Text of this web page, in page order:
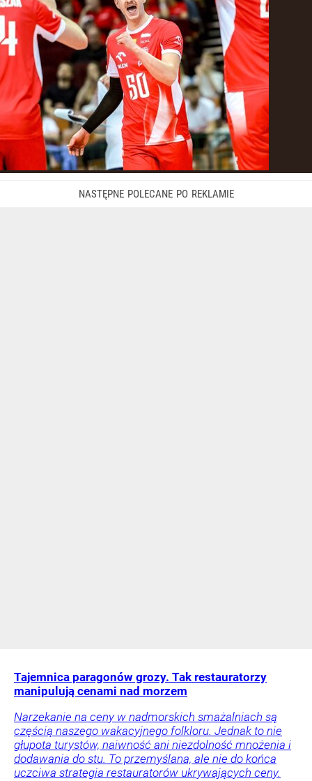
Tajemnica paragonów grozy. Tak restauratorzy
manipulują cenami nad morzem
Narzekanie na ceny w nadmorskich smażalniach są
częścią naszego wakacyjnego folkloru. Jednak to nie
głupota turystów, naiwność ani niezdolność mnożenia i
dodawania do stu. To przemyślana, ale nie do końca
uczciwa strategia restauratorów ukrywających ceny.